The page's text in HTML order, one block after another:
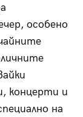
особено
концерти и
на